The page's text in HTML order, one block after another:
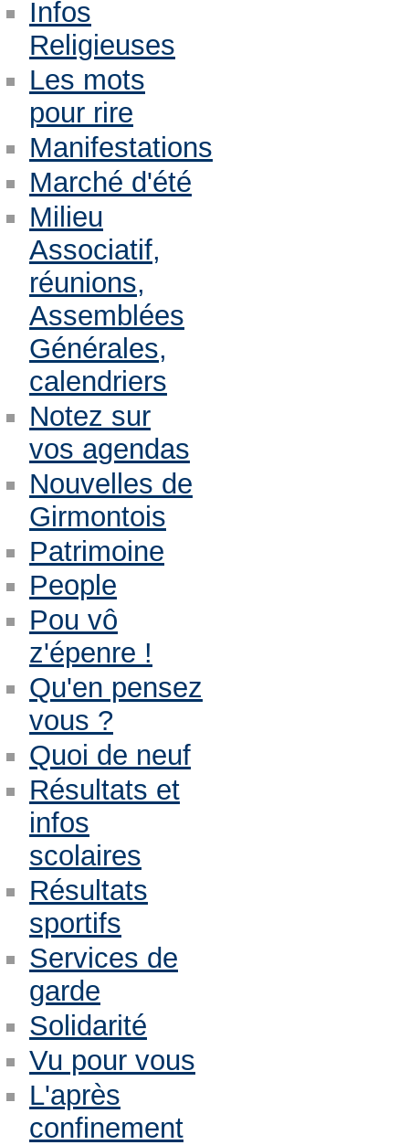
Infos
Religieuses
Les mots
pour rire
Manifestations
Marché d'été
Milieu
Associatif,
réunions,
Assemblées
Générales,
calendriers
Notez sur
vos agendas
Nouvelles de
Girmontois
Patrimoine
People
Pou vô
z'épenre !
Qu'en pensez
vous ?
Quoi de neuf
Résultats et
infos
scolaires
Résultats
sportifs
Services de
garde
Solidarité
Vu pour vous
L'après
confinement